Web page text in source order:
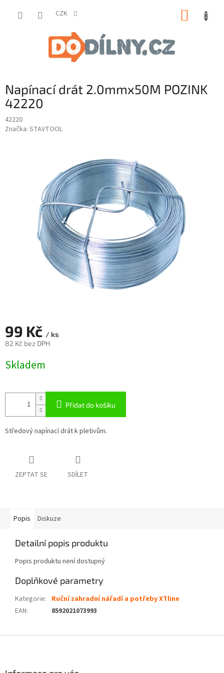
CZK
Napínací drát 2.0mmx50M POZINK
42220
42220
Značka: STAVTOOL
99 Kč / ks
82 Kč bez DPH
cena:
Skladem
Přidat do košíku
Středový napínací drát k pletivům.
ZEPTAT SE SDÍLET
Popis Diskuze
Detailní popis produktu
Popis produktu není dostupný
Doplňkové parametry
Kategorie: Ruční zahradní nářadí a potřeby XTline
EAN: 8592021073993